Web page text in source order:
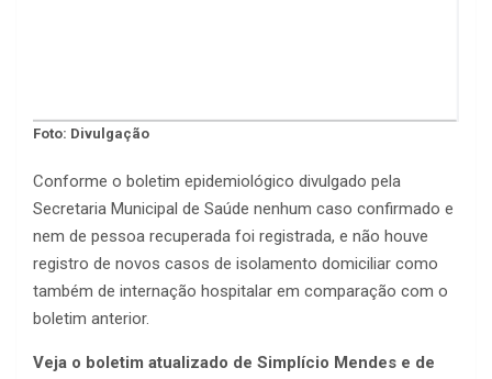
Foto: Divulgação
Conforme o boletim epidemiológico divulgado pela
Secretaria Municipal de Saúde nenhum caso confirmado e
nem de pessoa recuperada foi registrada, e não houve
registro de novos casos de isolamento domiciliar como
também de internação hospitalar em comparação com o
boletim anterior.
Veja o boletim atualizado de Simplício Mendes e de